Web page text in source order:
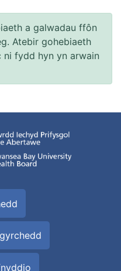
a galwadau ffôn
Atebir gohebiaeth
ni fydd hyn yn arwain